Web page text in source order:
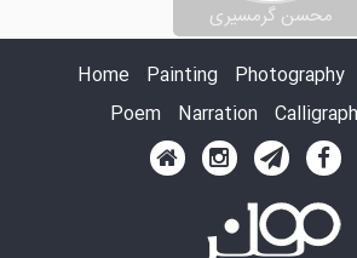
محسن گرمسیری
Home
Painting Photography
Poem
Narration